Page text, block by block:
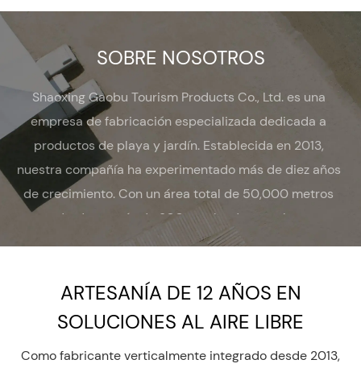
SOBRE NOSOTROS
Shaoxing Gaobu Tourism Products Co., Ltd. es una
empresa de fabricación especializada dedicada a
productos de playa y jardín. Establecida en 2013,
nuestra compañía ha experimentado más de diez años
de crecimiento. Con un área total de 50,000 metros
cuadrados y más de 200 empleados, nos hemos
convertido en una empresa reconocida e integral que
ventas y servicio.
ARTESANÍA DE 12 AÑOS EN
SOLUCIONES AL AIRE LIBRE
Como fabricante verticalmente integrado desde 2013,